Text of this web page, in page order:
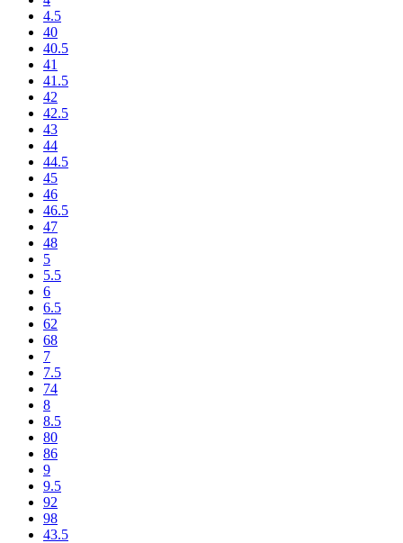
4.5
40
40.5
41
41.5
42
42.5
43
44
44.5
45
46
46.5
47
48
5
5.5
6
6.5
62
68
7
7.5
74
8
8.5
80
86
9
9.5
92
98
43.5